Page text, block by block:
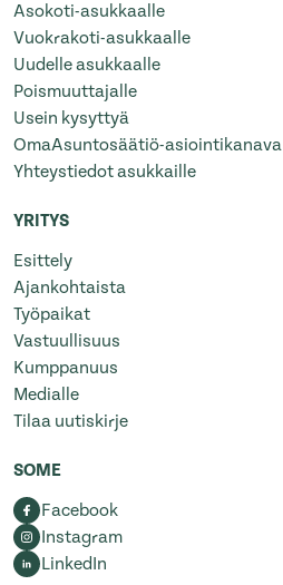
Asokoti-asukkaalle
Vuokrakoti-asukkaalle
Uudelle asukkaalle
Poismuuttajalle
Usein kysyttyä
OmaAsuntosäätiö-asiointikanava
Yhteystiedot asukkaille
YRITYS
Esittely
Ajankohtaista
Työpaikat
Vastuullisuus
Kumppanuus
Medialle
Tilaa uutiskirje
SOME
Facebook
Instagram
LinkedIn